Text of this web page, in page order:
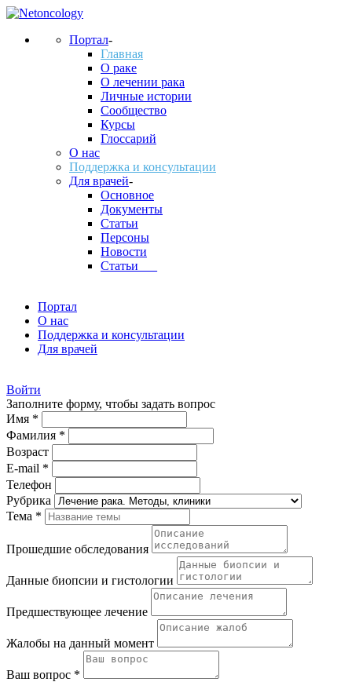
Портал-
Главная
О раке
О лечении рака
Личные истории
Сообщество
Курсы
Глоссарий
О нас
Поддержка и консультации
Для врачей-
Основное
Документы
Статьи
Персоны
Новости
Статьи___
Портал
О нас
Поддержка и консультации
Для врачей
Войти
Заполните форму, чтобы задать вопрос
Имя *
Фамилия *
Возраст
E-mail *
Телефон
Рубрика
Тема *
Прошедшие обследования
Данные биопсии и гистологии
Предшествующее лечение
Жалобы на данный момент
Ваш вопрос *